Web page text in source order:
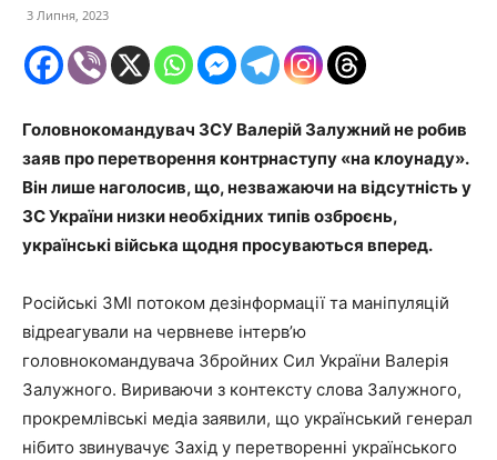
3 Липня, 2023
Головнокомандувач ЗСУ Валерій Залужний не робив
заяв про перетворення контрнаступу «на клоунаду».
Він лише наголосив, що, незважаючи на відсутність у
ЗС України низки необхідних типів озброєнь,
українські війська щодня просуваються вперед.
Російські ЗМІ потоком дезінформації та маніпуляцій
відреагували на червневе інтерв’ю
головнокомандувача Збройних Сил України Валерія
Залужного. Вириваючи з контексту слова Залужного,
прокремлівські медіа заявили, що український генерал
нібито звинувачує Захід у перетворенні українського